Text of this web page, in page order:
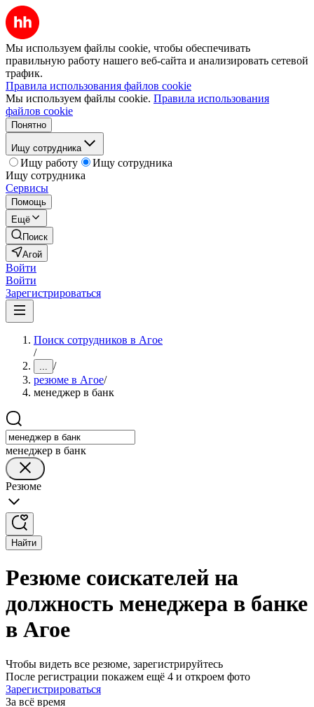
Мы используем файлы cookie, чтобы обеспечивать
правильную работу нашего веб-сайта и анализировать сетевой
трафик.
Правила использования файлов cookie
Мы используем файлы cookie. Правила использования
файлов cookie
Понятно
Ищу сотрудника
Ищу работу
Ищу сотрудника
Ищу сотрудника
Сервисы
Помощь
Ещё
Поиск
Агой
Войти
Войти
Зарегистрироваться
Поиск сотрудников в Агое
/
... /
резюме в Агое/
менеджер в банк
менеджер в банк
Резюме
Найти
Резюме соискателей на
должность менеджера в банке
в Агое
Чтобы видеть все резюме, зарегистрируйтесь
После регистрации покажем ещё 4 и откроем фото
Зарегистрироваться
За всё время